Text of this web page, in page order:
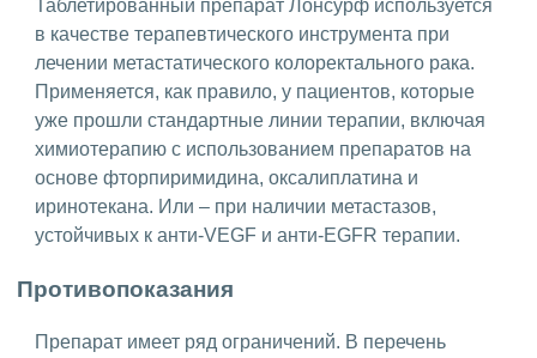
Таблетированный препарат Лонсурф используется
в качестве терапевтического инструмента при
лечении метастатического колоректального рака.
Применяется, как правило, у пациентов, которые
уже прошли стандартные линии терапии, включая
химиотерапию с использованием препаратов на
основе фторпиримидина, оксалиплатина и
иринотекана. Или – при наличии метастазов,
устойчивых к анти-VEGF и анти-EGFR терапии.
Противопоказания
Препарат имеет ряд ограничений. В перечень